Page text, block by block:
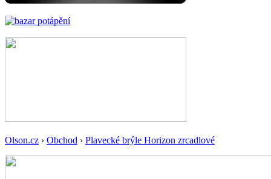
Olson.cz › Obchod › Plavecké brýle Horizon zrcadlové